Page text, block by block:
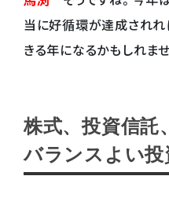
当に好循環が達成されれ
きる年になるかもしれませ
株式、投資信
バランスよい